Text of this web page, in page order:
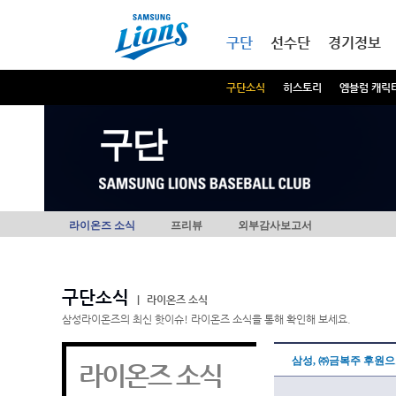
구단
구단소식 히스토리 엠블럼 캐릭
선수단 경기정보
구단
라이온즈 소식 프리뷰 외부감사보고서
구단소식
라이온즈 소식
삼성라이온즈의 최신 핫이슈! 라이온즈 소식을 통해 확인해 보세요.
라이온즈 소식 삼성, ㈜금복주 후원